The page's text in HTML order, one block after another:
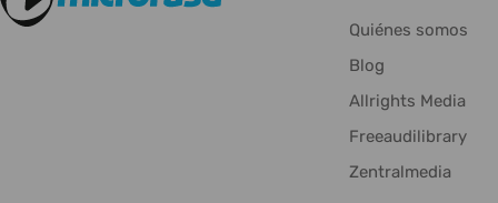
Quiénes somos
Blog
Allrights Media
Freeaudilibrary
Zentralmedia